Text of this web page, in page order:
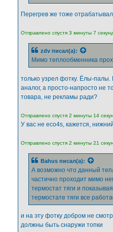
Перегрев же тоже отрабатывал
Отправлено спустя 3 минуты 7
zdv писал(а):
Мимо теплообменника
только узрел фотку. Ёлы-
аналог, а просто-напросто не
товара, не рекламы ради?
Отправлено спустя 2 минуты 14
У вас не eco4s, кажется,
Отправлено спустя 2 минуты 21
Bahus писал(а):
А возможно что данный
частично проходит мимо
термостат тяги и
термостате тяги все
и на эту фотку добром не
должны быть снаружи топки